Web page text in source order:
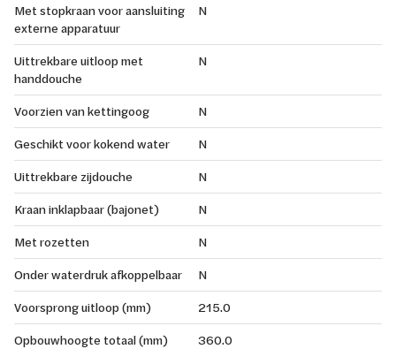
Met stopkraan voor aansluiting
externe apparatuur
N
Uittrekbare uitloop met
handdouche
N
Voorzien van kettingoog
N
Geschikt voor kokend water
N
Uittrekbare zijdouche
N
Kraan inklapbaar (bajonet)
N
Met rozetten
N
Onder waterdruk afkoppelbaar
N
Voorsprong uitloop (mm)
215.0
Opbouwhoogte totaal (mm)
360.0